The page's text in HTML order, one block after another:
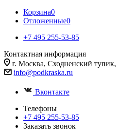
Корзина0
Отложенные0
+7 495 255-53-85
Контактная информация
г. Москва, Сходненский тупик,
info@podkraska.ru
Вконтакте
Телефоны
+7 495 255-53-85
Заказать звонок